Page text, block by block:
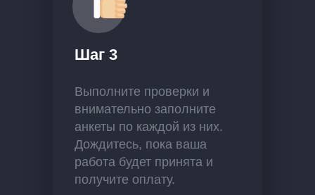
Выполните проверки и
внимательно заполните
анкеты по каждой из них.
Дождитесь, пока ваша
работа будет принята и
получите оплату.
Шаг 3